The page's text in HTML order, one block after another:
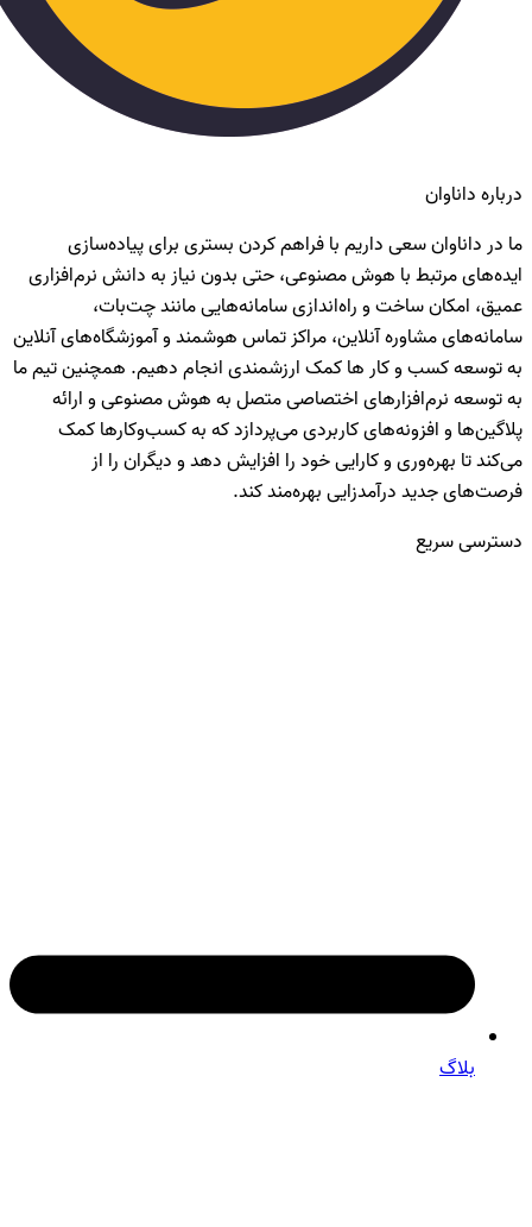
بستری برای پیاده‌سازی
نیاز به دانش نرم‌افزاری
مانند چت‌بات،
هوشمند و آموزشگاه‌های آنلاین
انجام دهیم. همچنین تیم ما
به هوش مصنوعی و ارائه
که به کسب‌وکارها کمک
دهد و دیگران را از